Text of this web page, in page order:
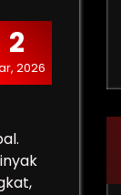
2
2026